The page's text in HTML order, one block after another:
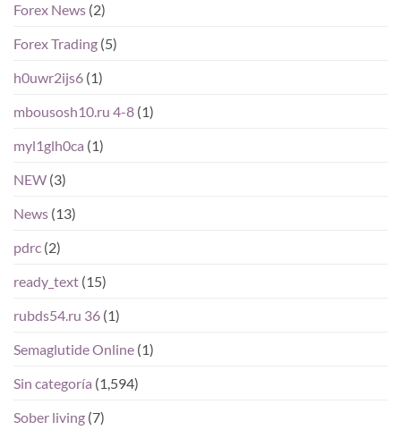
Forex News (2)
Forex Trading (5)
h0uwr2ijs6 (1)
mbousosh10.ru 4-8 (1)
myl1glh0ca (1)
NEW (3)
News (13)
pdrc (2)
ready_text (15)
rubds54.ru 36 (1)
Semaglutide Online (1)
Sin categoría (1,594)
Sober living (7)